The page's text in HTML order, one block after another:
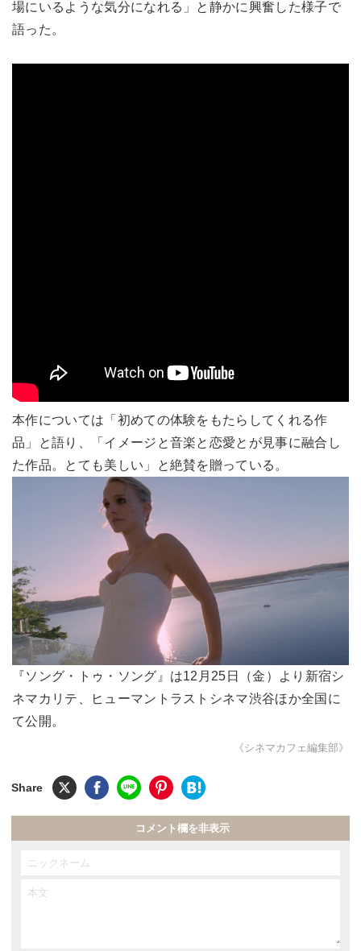
場にいるような気分になれる」と静かに興奮した様子で
語った。
本作については「初めての体験をもたらしてくれる作
品」と語り、「イメージと音楽と恋愛とが見事に融合し
た作品。とても美しい」と絶賛を贈っている。
『ソング・トゥ・ソング』は12月25日（金）より新宿シ
ネマカリテ、ヒューマントラストシネマ渋谷ほか全国に
て公開。
《シネマカフェ編集部》
コメント欄を非表示